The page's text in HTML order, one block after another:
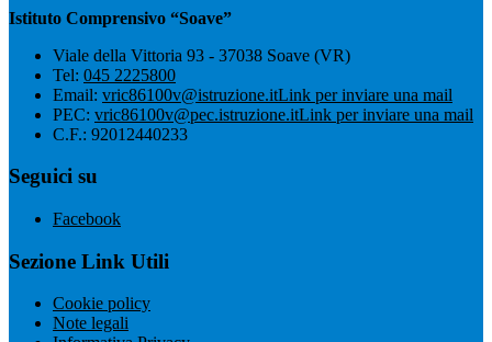
Istituto Comprensivo “Soave”
Viale della Vittoria 93 - 37038 Soave (VR)
Tel: 045 2225800
Email: vric86100v@istruzione.itLink per inviare una mail
PEC: vric86100v@pec.istruzione.itLink per inviare una mail
C.F.: 92012440233
Seguici su
Facebook
Sezione Link Utili
Cookie policy
Note legali